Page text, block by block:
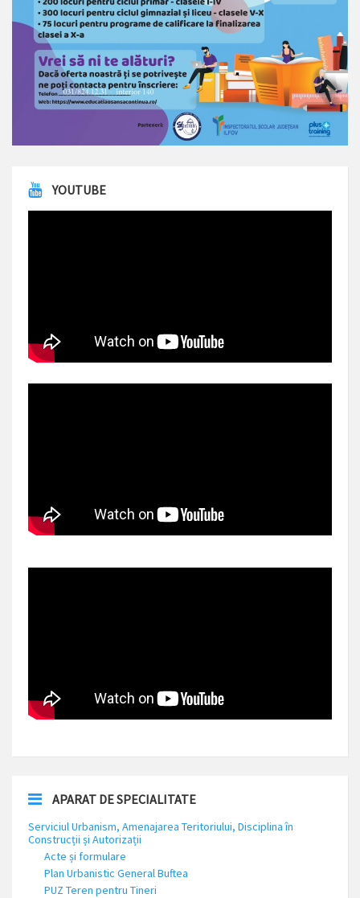
YOUTUBE
APARAT DE SPECIALITATE
Serviciul Urbanism, Amenajarea Teritoriului, Disciplina în
Construcții și Autorizații
Acte și formulare
Plan Urbanistic General Buftea
PUZ Teren pentru Tineri